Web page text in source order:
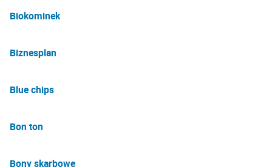
Biokominek
Biznesplan
Blue chips
Bon ton
Bony skarbowe